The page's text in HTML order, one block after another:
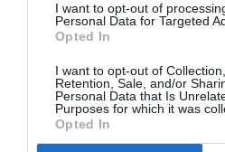
I want to opt-out of
Personal Data for Targeted
Opted In
I want to opt-out of
Retention, Sale, and/or
Personal Data that Is
Purposes for which it was
Opted In
diametro. Far cuocere un
girare e lasciare per un
caldo mentre si preparano
Servire i blinis conditi o
cipolla tritata, dalla panna